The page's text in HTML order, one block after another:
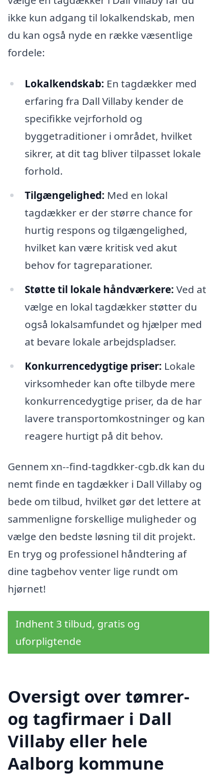
ikke kun adgang til lokalkendskab, men
du kan også nyde en række væsentlige
fordele:
Lokalkendskab: En tagdækker med
erfaring fra Dall Villaby kender de
specifikke vejrforhold og
byggetraditioner i området, hvilket
sikrer, at dit tag bliver tilpasset lokale
forhold.
Tilgængelighed: Med en lokal
tagdækker er der større chance for
hurtig respons og tilgængelighed,
hvilket kan være kritisk ved akut
behov for tagreparationer.
Støtte til lokale håndværkere: Ved at
vælge en lokal tagdækker støtter du
også lokalsamfundet og hjælper med
at bevare lokale arbejdspladser.
Konkurrencedygtige priser: Lokale
virksomheder kan ofte tilbyde mere
konkurrencedygtige priser, da de har
lavere transportomkostninger og kan
reagere hurtigt på dit behov.
Gennem xn--find-tagdkker-cgb.dk kan du
nemt finde en tagdækker i Dall Villaby og
bede om tilbud, hvilket gør det lettere at
sammenligne forskellige muligheder og
vælge den bedste løsning til dit projekt.
En tryg og professionel håndtering af
dine tagbehov venter lige rundt om
hjørnet!
Indhent 3 tilbud, gratis og
uforpligtende
Oversigt over tømrer-
og tagfirmaer i Dall
Villaby eller hele
Aalborg kommune